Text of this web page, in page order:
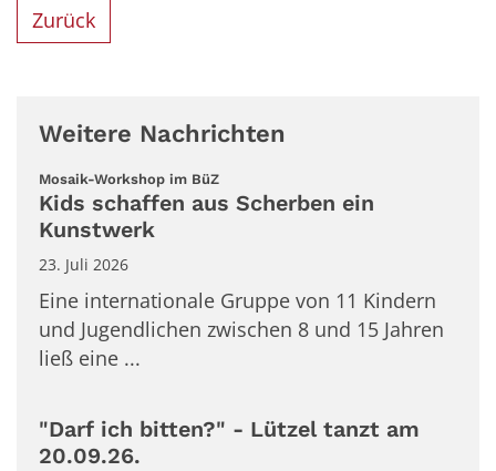
Zurück
Weitere Nachrichten
Mosaik-Workshop im BüZ:
Kids schaffen aus Scherben ein
Kunstwerk
23. Juli 2026
Eine internationale Gruppe von 11 Kindern
und Jugendlichen zwischen 8 und 15 Jahren
ließ eine ...
"Darf ich bitten?" - Lützel tanzt am
20.09.26.